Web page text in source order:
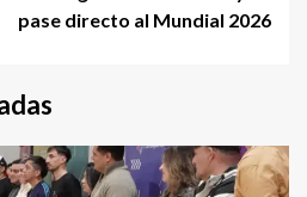
pase directo al Mundial 2026